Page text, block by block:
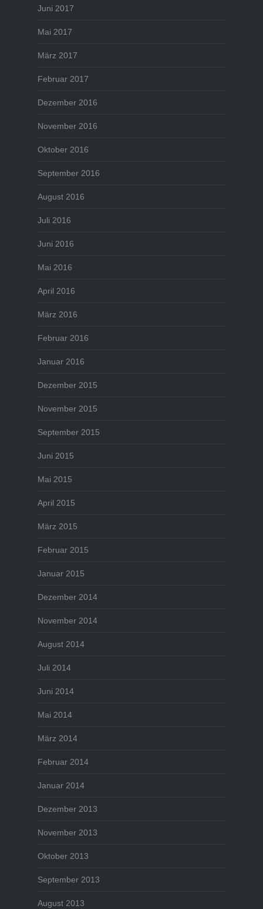
Juni 2017
Mai 2017
März 2017
Februar 2017
Dezember 2016
November 2016
Oktober 2016
September 2016
August 2016
Juli 2016
Juni 2016
Mai 2016
April 2016
März 2016
Februar 2016
Januar 2016
Dezember 2015
November 2015
September 2015
Juni 2015
Mai 2015
April 2015
März 2015
Februar 2015
Januar 2015
Dezember 2014
November 2014
August 2014
Juli 2014
Juni 2014
Mai 2014
März 2014
Februar 2014
Januar 2014
Dezember 2013
November 2013
Oktober 2013
September 2013
August 2013